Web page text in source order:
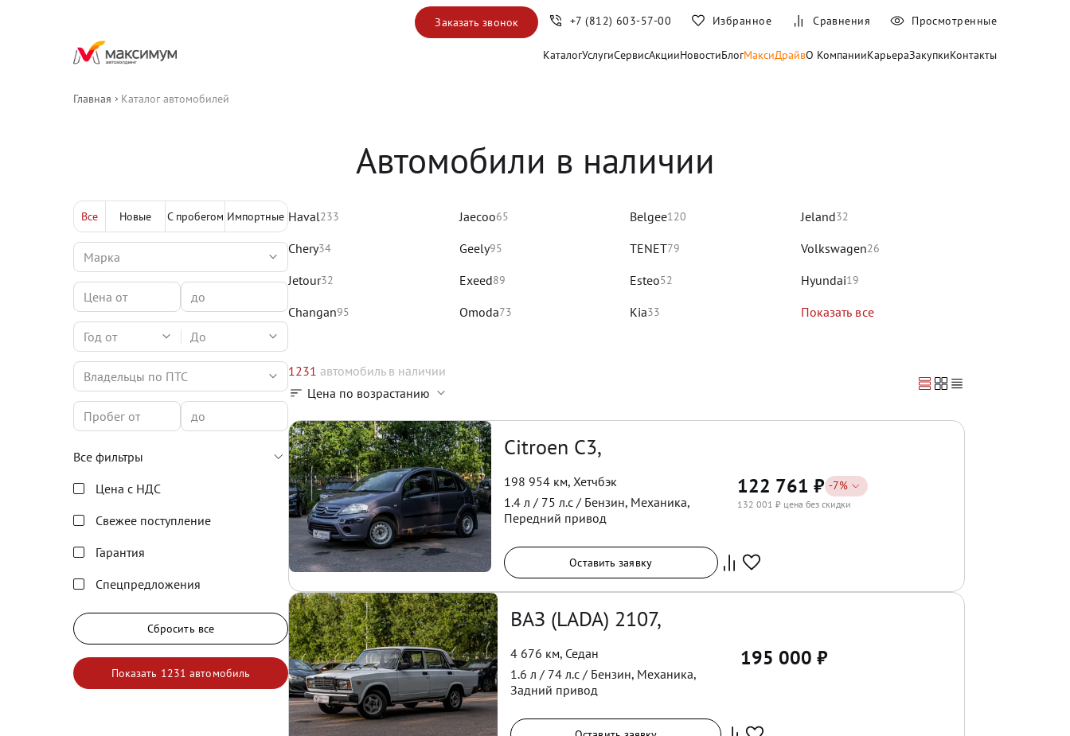
КаталогУслугиСервисАкцииНовостиБлогМаксиДрайвО КомпанииКарьераЗакупкиКонтакты
Заказать звонок +7 (812) 603-57-00 Избранное Сравнения Просмотренные
Главная Каталог автомобилей
Автомобили в наличии
Все Новые С пробегом Импортные
Год от До
Владельцы по ПТС
Все фильтры
Цена с НДС
Свежее поступление
Гарантия
Спецпредложения
Сбросить все
Показать 1231 автомобиль
Haval233
Chery34
Jetour32
Changan95
Jaecoo65
Geely95
Exeed89
Omoda73
Belgee120
TENET79
Esteo52
Kia33
Jeland32
Volkswagen26
Hyundai19
Показать все
1231 автомобильв наличии
Цена по возрастанию
Citroen C3,
198 954 км, Хетчбэк
1.4л / 75 л.с / Бензин, Механика,
Передний привод
122 761 ₽ -7%
132 001 ₽ цена без скидки
Оставить заявку
ВАЗ (LADA) 2107,
4 676 км, Седан
1.6 л / 74 л.с / Бензин, Механика,
Задний привод
195 000 ₽